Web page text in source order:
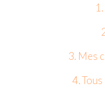
Corée du
Fukuoka
3. Mes
4.